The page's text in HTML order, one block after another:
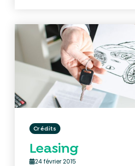
Crédits
Leasing
24 février 2015